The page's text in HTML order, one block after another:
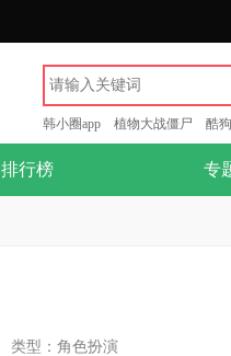
韩小圈app 植物大战僵尸 酷
排行榜 专
类型：角色扮演